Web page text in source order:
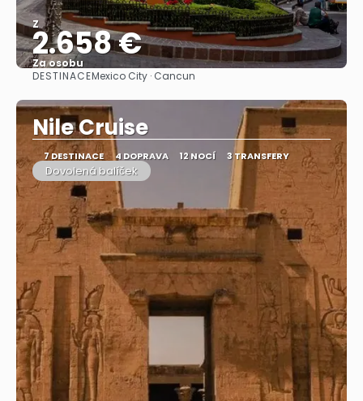
Z
2.658 €
Za osobu
Zobrazit
DESTINACEMexico City · Cancun
Nile Cruise
7 DESTINACE 4 DOPRAVA 12 NOCÍ 3 TRANSFERY
Dovolená balíček